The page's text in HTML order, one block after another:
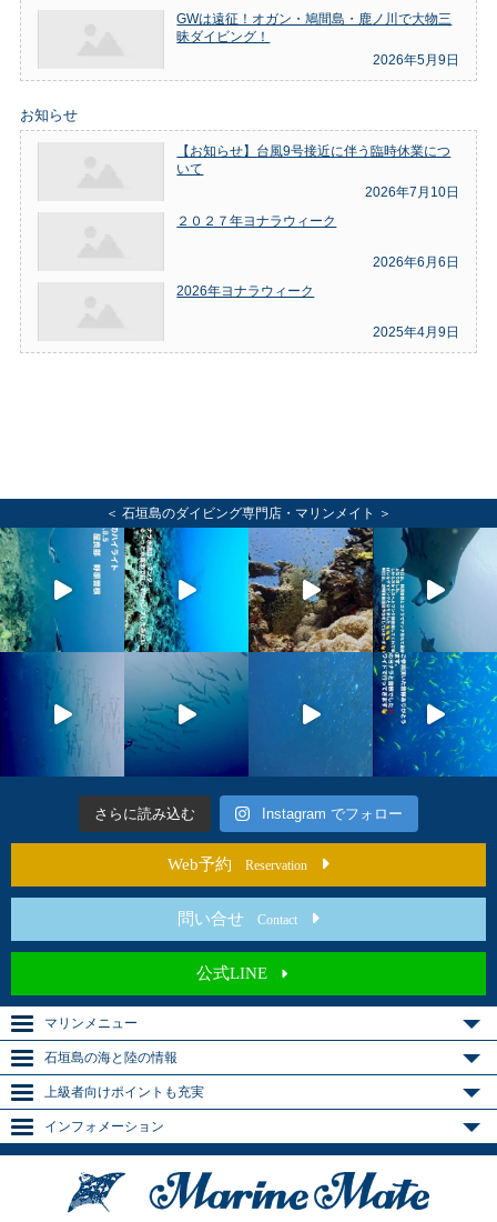
GWは遠征！オガン・鳩間島・鹿ノ川で大物三
昧ダイビング！
2026年5月9日
お知らせ
【お知らせ】台風9号接近に伴う臨時休業につ
いて
2026年7月10日
２０２７年ヨナラウィーク
2026年6月6日
2026年ヨナラウィーク
2025年4月9日
＜ 石垣島のダイビング専門店・マリンメイト ＞
さらに読み込む Instagram でフォロー
Web予約 Reservation
問い合せ Contact
公式LINE
マリンメニュー
石垣島の海と陸の情報
上級者向けポイントも充実
インフォメーション